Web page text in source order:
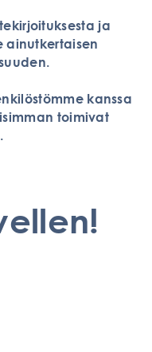
ja
ainutkertaisen
kanssa
toimivat